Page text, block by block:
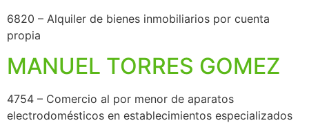
6820 – Alquiler de bienes inmobiliarios por cuenta
propia
MANUEL TORRES GOMEZ
4754 – Comercio al por menor de aparatos
electrodomésticos en establecimientos especializados